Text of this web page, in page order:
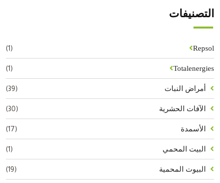
التصنيفات
Repsol
(1)
Totalenergies
(1)
أمراض النبات (39)
الآفات الحشرية (30)
الأسمدة (17)
البيت المحمي (1)
البيوت المحمية (19)